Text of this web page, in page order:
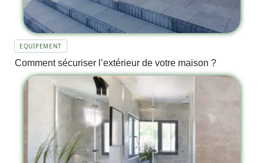
EQUIPEMENT
Comment sécuriser l’extérieur de votre maison ?